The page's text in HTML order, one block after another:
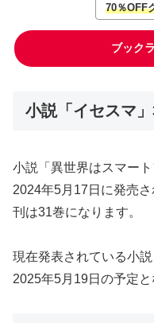
70％OFF
ブック
小説「イセスマ
小説「異世界はスマー
2024年5月17日に発売
刊は31巻になります。
現在発表されている小
2025年5月19日の予定と